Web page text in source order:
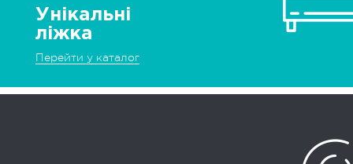
Унікальні
ліжка
Перейти у каталог